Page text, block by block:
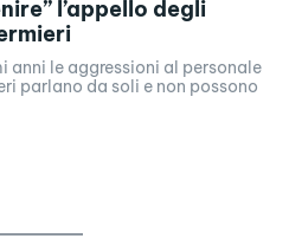
l’appello degli
anni le aggressioni al personale
parlano da soli e non possono